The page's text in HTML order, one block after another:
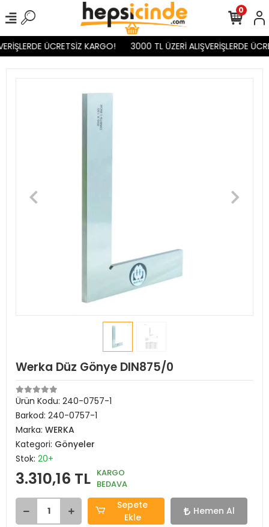
ÜCRETSİZ KARGO! 3000 TL ÜZERİ ALIŞVERİŞLERDE
0
Werka Düz Gönye DIN875/0
Ürün Kodu: 240-0757-1
Barkod: 240-0757-1
Marka: WERKA
Kategori: Gönyeler
Stok: 20+
3.310,16 TL KARGO
BEDAVA
Sepete
Ekle
Hemen Al